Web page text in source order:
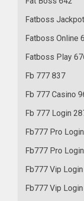
Fatboss
Fatboss Online
Fatboss Play
Fb 777 837
Fb 777 Casino
Fb 777 Login
Fb777 Pro
Fb777 Pro
Fb777 Vip
Fb777 Vip